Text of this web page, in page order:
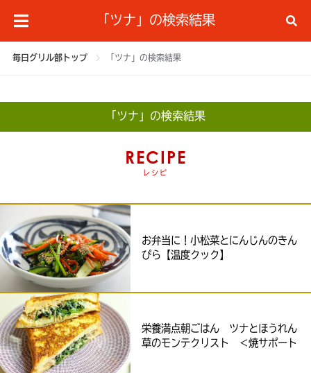
「ツナ」の検索結果
毎日グリル部トップ 「ツナ」の検索結果
「ツナ」の検索結果
RECIPE
レシピ
お弁当に！小松菜とにんじんのきん
ぴら【温度クック】
栄養満点朝ごはん ツナとほうれん
草のモンテクリスト ＜焼サポート